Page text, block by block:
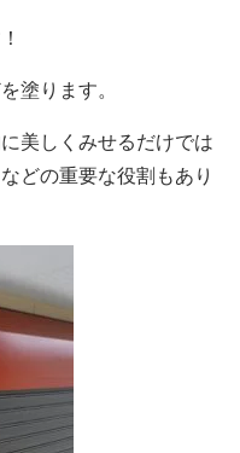
塗ります。
美しくみせるだけでは
どの重要な役割もあり